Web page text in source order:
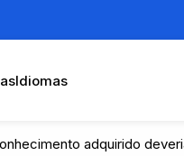
Idiomas
adquirido